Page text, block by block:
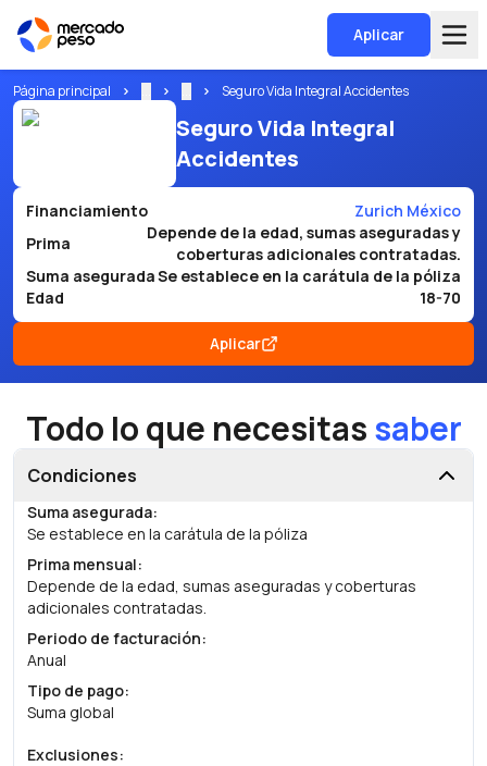
Aplicar
Página principal Seguro Vida Integral Accidentes
Seguro Vida Integral
Accidentes
Financiamiento
Zurich México
Prima
Depende de la edad, sumas aseguradas y
coberturas adicionales contratadas.
Suma aseguradaSe establece en la carátula de la póliza
Edad
18-70
Aplicar
Todo lo que necesitassaber
Condiciones
Suma asegurada:
Se establece en la carátula de la póliza
Prima mensual:
Depende de la edad, sumas aseguradas y coberturas
adicionales contratadas.
Periodo de facturación:
Anual
Tipo de pago:
Suma global
Exclusiones: